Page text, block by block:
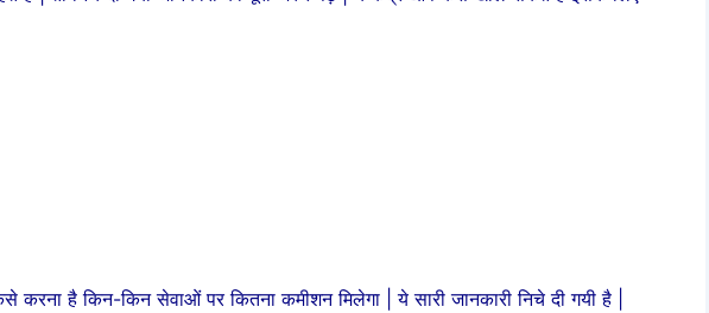
है किन-किन सेवाओं पर कितना कमीशन मिलेगा | ये सारी जानकारी निचे दी गयी है |